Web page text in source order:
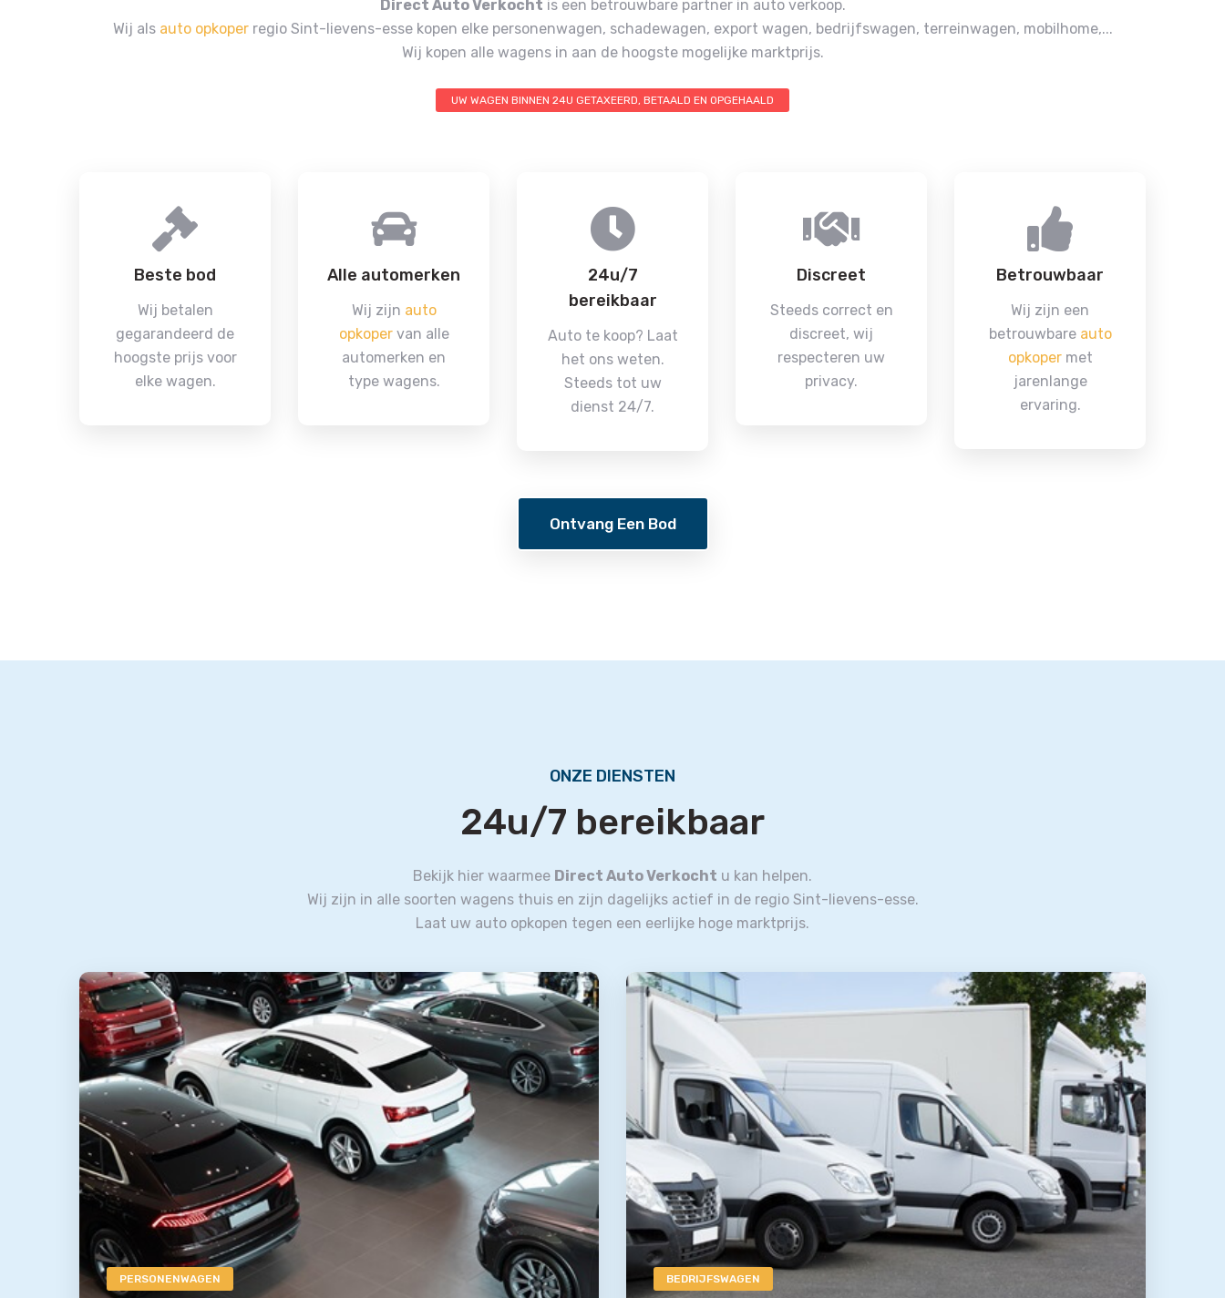
Direct Auto Verkocht is een betrouwbare partner in auto verkoop.
Wij als auto opkoperregio Sint-lievens-esse kopen elke personenwagen, schadewagen, export wagen, bedrijfswagen, terreinwagen, mobilhome,...
Wij kopen alle wagens in aan de hoogste mogelijke marktprijs.
UW WAGEN BINNEN 24U GETAXEERD, BETAALD EN OPGEHAALD
Beste bod
Wij betalen
gegarandeerd de
hoogste prijs voor
elke wagen.
Alle automerken
Wij zijn auto
opkopervan alle
automerken en
type wagens.
24u/7
bereikbaar
Auto te koop? Laat
het ons weten.
Steeds tot uw
dienst 24/7.
Discreet
Steeds correct en
discreet, wij
respecteren uw
privacy.
Betrouwbaar
Wij zijn een
betrouwbare auto
opkopermet
jarenlange
ervaring.
Ontvang Een Bod
ONZE DIENSTEN
24u/7 bereikbaar
Bekijk hier waarmee Direct Auto Verkocht u kan helpen.
Wij zijn in alle soorten wagens thuis en zijn dagelijks actief in de regio Sint-lievens-esse.
Laat uw auto opkopen tegen een eerlijke hoge marktprijs.
PERSONENWAGEN BEDRIJFSWAGEN